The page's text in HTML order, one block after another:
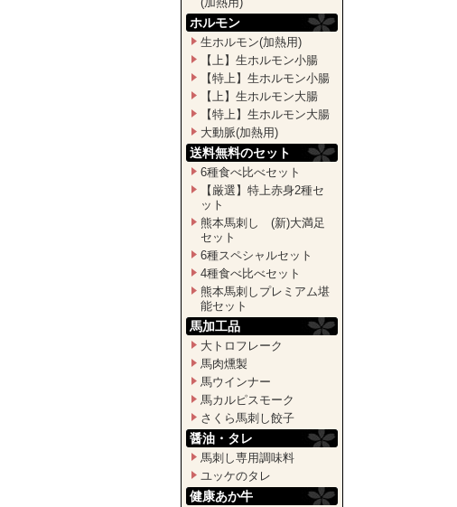
ホルモン
生ホルモン(加熱用)
【上】生ホルモン小腸
【特上】生ホルモン小腸
【上】生ホルモン大腸
【特上】生ホルモン大腸
大動脈(加熱用)
送料無料のセット
6種食べ比べセット
【厳選】特上赤身2種セ
ット
熊本馬刺し (新)大満足
セット
6種スペシャルセット
4種食べ比べセット
熊本馬刺しプレミアム堪
能セット
馬加工品
大トロフレーク
馬肉燻製
馬ウインナー
馬カルピスモーク
さくら馬刺し餃子
醤油・タレ
馬刺し専用調味料
ユッケのタレ
健康あか牛